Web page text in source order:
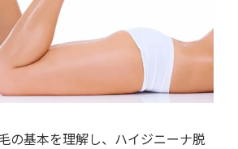
の基本を理解し、ハイジニーナ脱